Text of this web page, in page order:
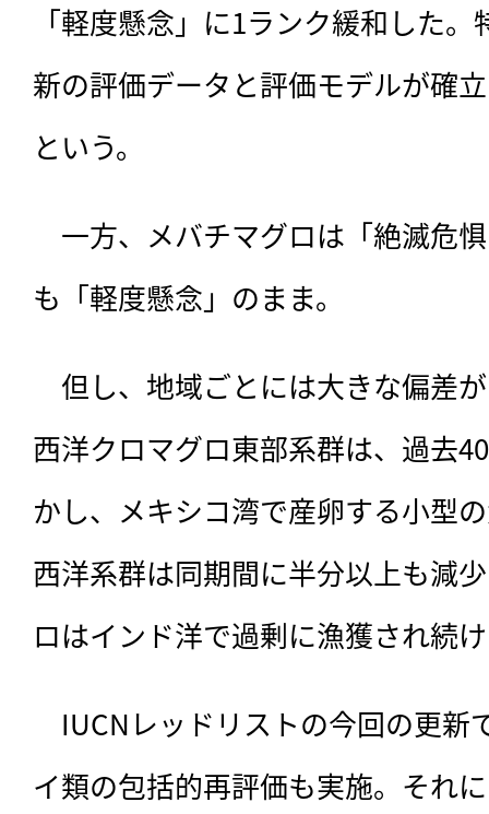
「軽度懸念」に1ランク緩和した
新の評価データと評価モデルが確
という。
一方、メバチマグロは「絶滅危
も「軽度懸念」のまま。
但し、地域ごとには大きな偏差
西洋クロマグロ東部系群は、過去
かし、メキシコ湾で産卵する小型
西洋系群は同期間に半分以上も減
ロはインド洋で過剰に漁獲され続
IUCNレッドリストの今回の更新
イ類の包括的再評価も実施。それ